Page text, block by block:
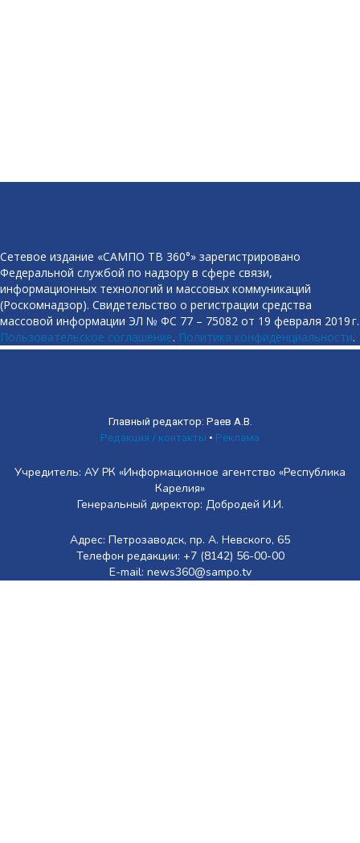
Сетевое издание «САМПО ТВ 360°» зарегистрировано
Федеральной службой по надзору в сфере связи,
информационных технологий и массовых коммуникаций
(Роскомнадзор). Свидетельство о регистрации средства
массовой информации ЭЛ № ФС 77 – 75082 от 19 февраля 2019 г.
Пользовательское соглашение. Политика конфиденциальности.
Главный редактор: Раев А.В.
Редакция / контакты • Реклама
Учредитель: АУ РК «Информационное агентство «Республика
Карелия»
Генеральный директор: Добродей И.И.
Адрес: Петрозаводск, пр. А. Невского, 65
Телефон редакции: +7 (8142) 56-00-00
E-mail: news360@sampo.tv